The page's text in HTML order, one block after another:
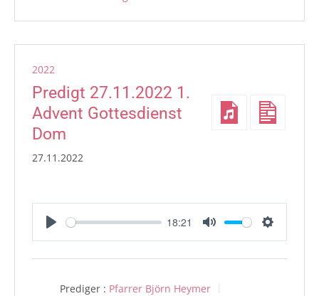
2022
Predigt 27.11.2022 1.
Advent Gottesdienst
Dom
27.11.2022
Play
18:21
Mute Settings
Prediger : Pfarrer Björn Heymer